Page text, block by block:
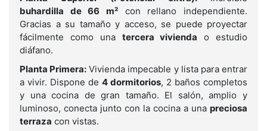
buhardilla de 66 m² con rellano independiente.
Gracias a su tamaño y acceso, se puede proyectar
fácilmente como una tercera vivienda o estudio
diáfano.
Planta Primera: Vivienda impecable y lista para entrar
a vivir. Dispone de 4 dormitorios, 2 baños completos
y una cocina de gran tamaño. El salón, amplio y
luminoso, conecta junto con la cocina a una preciosa
terraza con vistas.